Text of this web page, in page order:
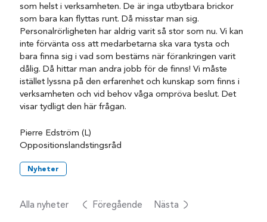
som helst i verksamheten. De är inga utbytbara brickor
som bara kan flyttas runt. Då misstar man sig.
Personalrörligheten har aldrig varit så stor som nu. Vi kan
inte förvänta oss att medarbetarna ska vara tysta och
bara finna sig i vad som bestäms när förankringen varit
dålig. Då hittar man andra jobb för de finns! Vi måste
istället lyssna på den erfarenhet och kunskap som finns i
verksamheten och vid behov våga ompröva beslut. Det
visar tydligt den här frågan.
Pierre Edström (L)
Oppositionslandstingsråd
Nyheter
Alla nyheter Föregående Nästa